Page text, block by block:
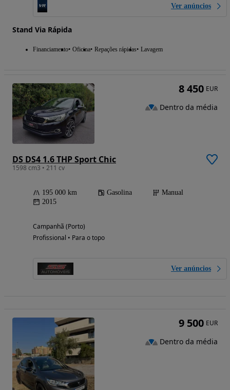
Ver anúncios
Stand Via Rápida
Financiamento Oficina Repações rápidas Lavagem
DS DS4 1.6 THP Sport Chic
1598 cm3 • 211 cv
195 000 km Gasolina
Manual
2015
Campanhã (Porto)
Profissional • Para o topo
Ver anúncios
8 450 EUR
Dentro da média
9 500 EUR
Dentro da média